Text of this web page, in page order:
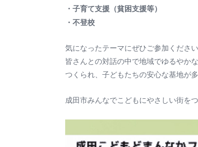
・子育て支援（貧困支援等）
・不登校
気になったテーマにぜひご参加ください
皆さんとの対話の中で地域でゆるやか
つくられ、子どもたちの安心な基地が
成田市みんなでこどもにやさしい街を